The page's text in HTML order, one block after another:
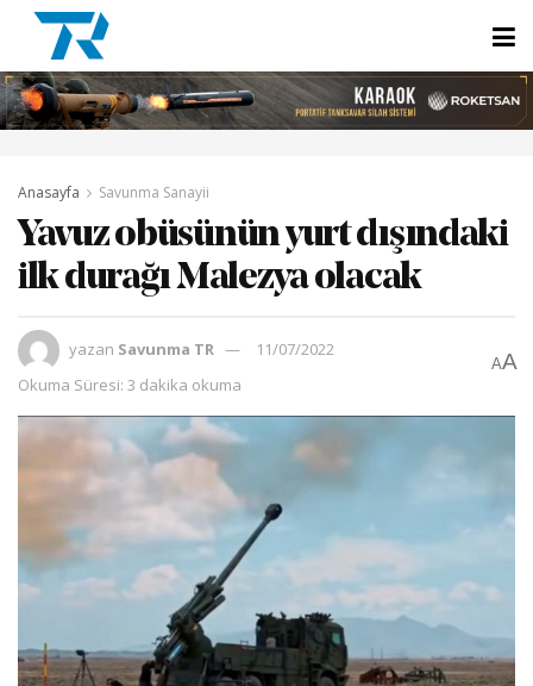
Anasayfa Savunma Sanayii
Yavuz obüsünün yurt dışındaki
ilk durağı Malezya olacak
yazan Savunma TR
11/07/2022
Okuma Süresi: 3 dakika okuma
AA